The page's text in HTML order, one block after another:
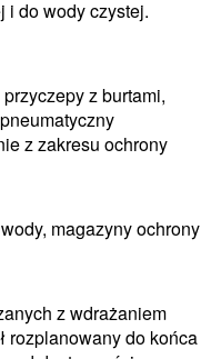
i do wody czystej.
z burtami,
z zakresu ochrony
magazyny ochrony
z wdrażaniem
rozplanowany do końca